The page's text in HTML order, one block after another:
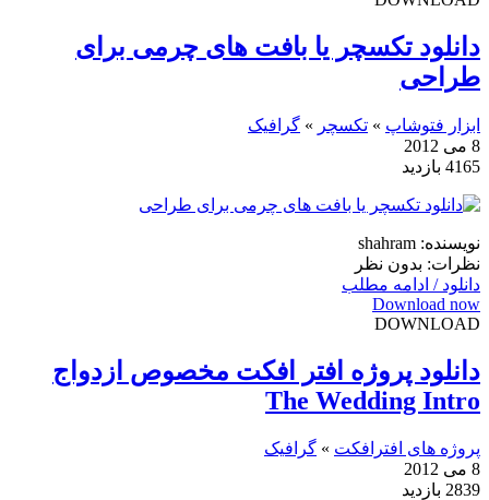
دانلود تکسچر یا بافت های چرمی برای
طراحی
ابزار فتوشاپ » تکسچر » گرافیک
8 می 2012
4165 بازدید
نویسنده: shahram
نظرات: بدون نظر
دانلود / ادامه مطلب
Download now
DOWNLOAD
دانلود پروژه افتر افکت مخصوص ازدواج
The Wedding Intro
پروژه های افترافکت » گرافیک
8 می 2012
2839 بازدید